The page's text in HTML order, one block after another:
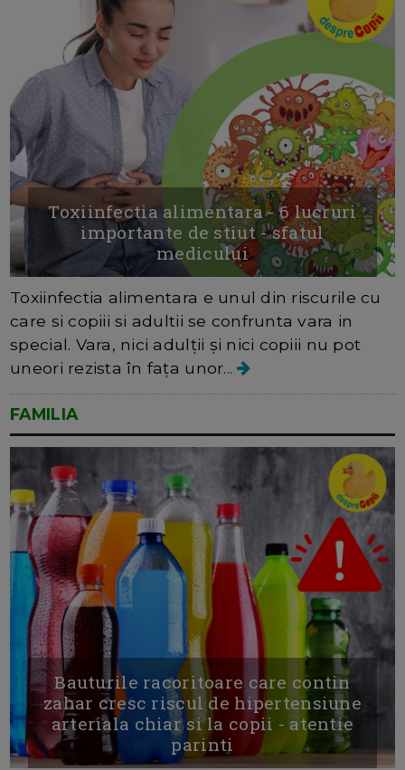
Toxiinfectia alimentara - 6 lucruri
importante de stiut - sfatul
medicului
Toxiinfectia alimentara e unul din riscurile cu
care si copiii si adultii se confrunta vara in
special. Vara, nici adulții și nici copiii nu pot
uneori rezista în fața unor...
FAMILIA
Bauturile racoritoare care contin
zahar cresc riscul de hipertensiune
arteriala chiar si la copii - atentie
parinti